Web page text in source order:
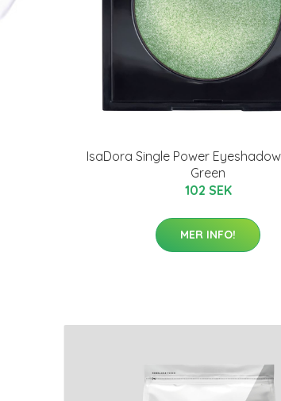
IsaDora Single Power
Green
102 SEK
MER INFO!